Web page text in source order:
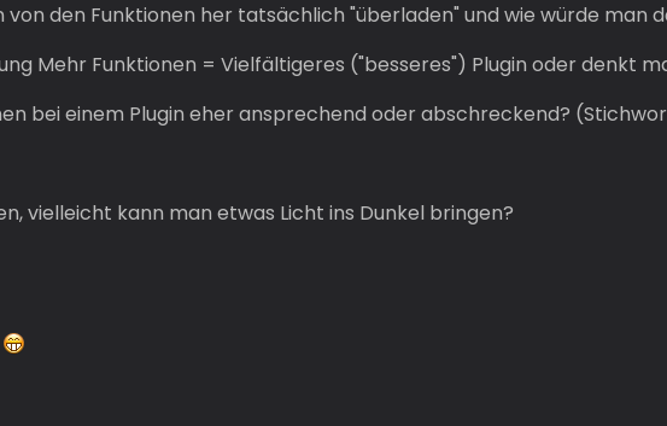
von den Funktionen her tatsächlich "überladen" und wie würde man
Mehr Funktionen = Vielfältigeres ("besseres") Plugin oder denkt
bei einem Plugin eher ansprechend oder abschreckend?
vielleicht kann man etwas Licht ins Dunkel bringen?